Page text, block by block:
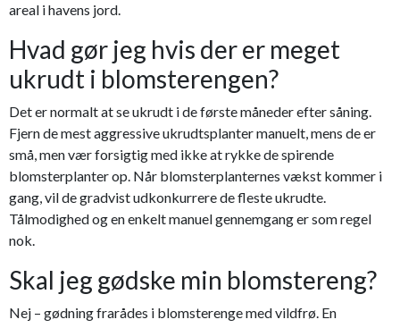
areal i havens jord.
Hvad gør jeg hvis der er meget
ukrudt i blomsterengen?
Det er normalt at se ukrudt i de første måneder efter såning.
Fjern de mest aggressive ukrudtsplanter manuelt, mens de er
små, men vær forsigtig med ikke at rykke de spirende
blomsterplanter op. Når blomsterplanternes vækst kommer i
gang, vil de gradvist udkonkurrere de fleste ukrudte.
Tålmodighed og en enkelt manuel gennemgang er som regel
nok.
Skal jeg gødske min blomstereng?
Nej – gødning frarådes i blomsterenge med vildfrø. En